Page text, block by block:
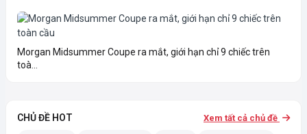
Morgan Midsummer Coupe ra mắt, giới hạn chỉ 9 chiếc trên
toà...
CHỦ ĐỀ HOT Xem tất cả chủ đề